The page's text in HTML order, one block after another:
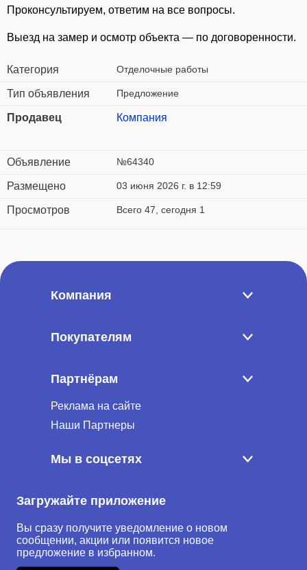
Проконсультируем, ответим на все вопросы.
Выезд на замер и осмотр объекта — по договоренности.
Категория Отделочные работы
Тип объявления Предложение
Продавец Компания
Объявление №64340
Размещено 03 июня 2026 г. в 12:59
Просмотров Всего 47, сегодня 1
Компания
Покупателям
Партнёрам
Реклама на сайте
Наши Партнеры
Мы в соцсетях
Загружайте приложение
Вы сразу получите уведомление о новом
сообщении, акции или появится новое
предложение в избранном.